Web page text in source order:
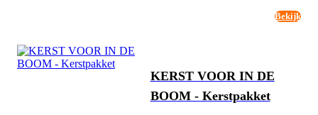
Bekijk
KERST VOOR IN DE
BOOM - Kerstpakket